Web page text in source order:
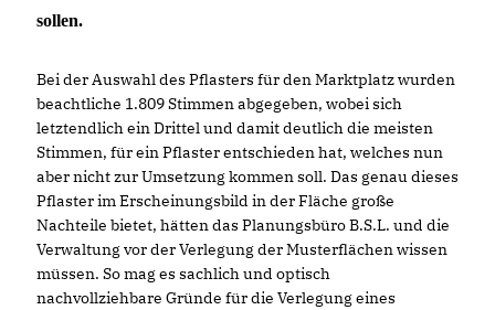
sollen.
Bei der Auswahl des Pflasters für den Marktplatz wurden
beachtliche 1.809 Stimmen abgegeben, wobei sich
letztendlich ein Drittel und damit deutlich die meisten
Stimmen, für ein Pflaster entschieden hat, welches nun
aber nicht zur Umsetzung kommen soll. Das genau dieses
Pflaster im Erscheinungsbild in der Fläche große
Nachteile bietet, hätten das Planungsbüro B.S.L. und die
Verwaltung vor der Verlegung der Musterflächen wissen
müssen. So mag es sachlich und optisch
nachvollziehbare Gründe für die Verlegung eines